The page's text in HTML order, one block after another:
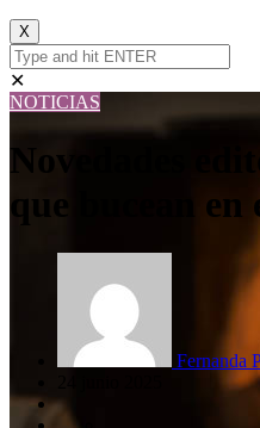
X
✕
NOTICIAS
Novedades
que bucean en
Fernanda